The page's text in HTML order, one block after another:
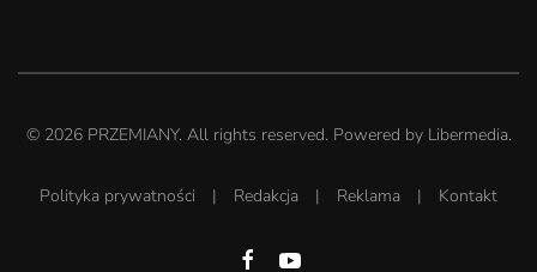
© 2026PRZEMIANY. All rights reserved. Powered by Libermedia.
Polityka prywatności | Redakcja | Reklama | Kontakt